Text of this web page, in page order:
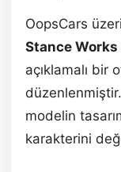
OopsCars
Stance Works
açıklamalı bir
modelin
karakterini